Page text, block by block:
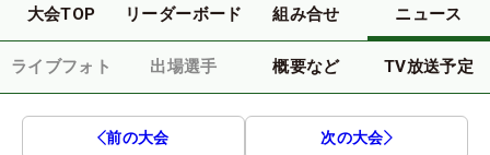
大会TOP リーダーボード 組み合せ ニュース
ライブフォト 出場選手 概要など TV放送予定
前の大会 次の大会